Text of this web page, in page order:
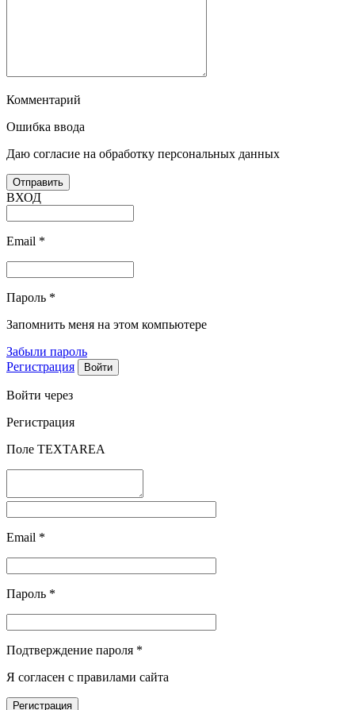
Комментарий
Ошибка ввода
Даю согласие на обработку персональных данных
ВХОД
Email *
Пароль *
Запомнить меня на этом компьютере
Забыли пароль
Регистрация
Войти через
Регистрация
Поле TEXTAREA
Email *
Пароль *
Подтверждение пароля *
Я согласен с правилами сайта